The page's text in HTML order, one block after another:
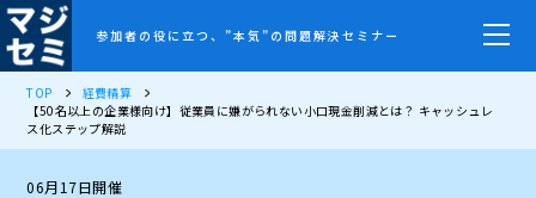
参加者の役に立つ、”本気”の問題解決セミナー
TOP
経費精算
【50名以上の企業様向け】従業員に嫌がられない小口現金削減とは？ キャッシュレ
ス化ステップ解説
06月17日開催